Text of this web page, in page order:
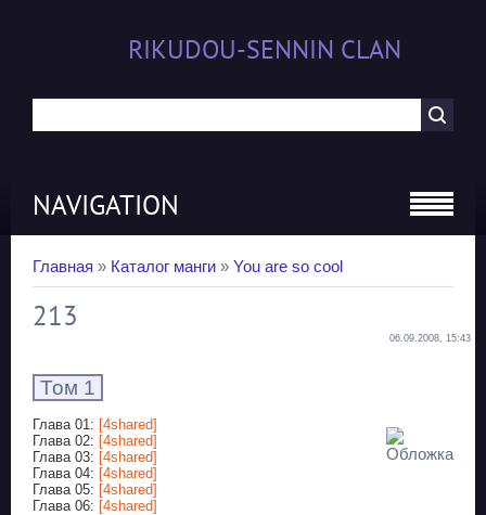
RIKUDOU-SENNIN CLAN
NAVIGATION
Главная » Каталог манги » You are so cool
213
06.09.2008, 15:43
Том 1
Глава 01: [4shared]
Глава 02: [4shared]
Глава 03: [4shared]
Глава 04: [4shared]
Глава 05: [4shared]
Глава 06: [4shared]